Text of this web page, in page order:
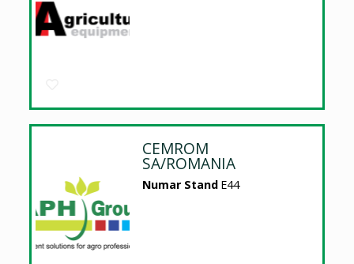
CEMROM
SA/ROMANIA
Numar Stand E44